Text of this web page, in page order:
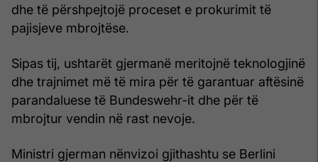
dhe të përshpejtojë proceset e prokurimit të
pajisjeve mbrojtëse.
Sipas tij, ushtarët gjermanë meritojnë teknologjinë
dhe trajnimet më të mira për të garantuar aftësinë
parandaluese të Bundeswehr-it dhe për të
mbrojtur vendin në rast nevoje.
Ministri gjerman nënvizoi gjithashtu se Berlini